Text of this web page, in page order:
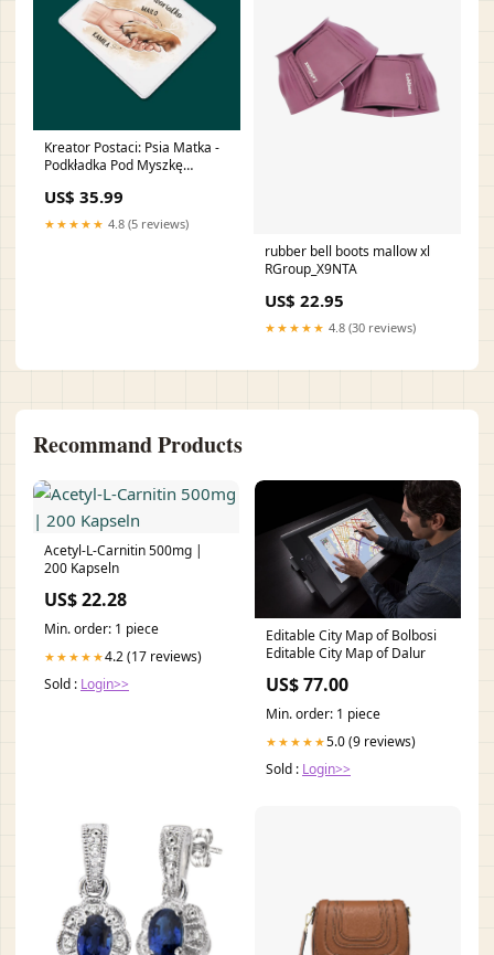
Kreator Postaci: Psia Matka -
Podkładka Pod Myszkę
US$ 35.99
★★★★★ 4.8 (5 reviews)
rubber bell boots mallow xl
RGroup_X9NTA
US$ 22.95
★★★★★ 4.8 (30 reviews)
Recommand Products
Acetyl-L-Carnitin 500mg |
200 Kapseln
US$ 22.28
Min. order: 1 piece
★★★★★4.2 (17 reviews)
Sold : Login>>
Editable City Map of Bolbosi
Editable City Map of Dalur
US$ 77.00
Min. order: 1 piece
★★★★★5.0 (9 reviews)
Sold : Login>>